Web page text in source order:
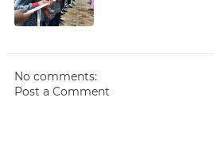
No comments:
Post a Comment